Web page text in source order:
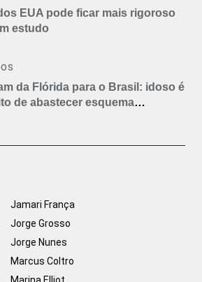
EUA pode ficar mais rigoroso
estudo
da Flórida para o Brasil: idoso é
de abastecer esquema
Jamari França
Jorge Grosso
Jorge Nunes
Marcus Coltro